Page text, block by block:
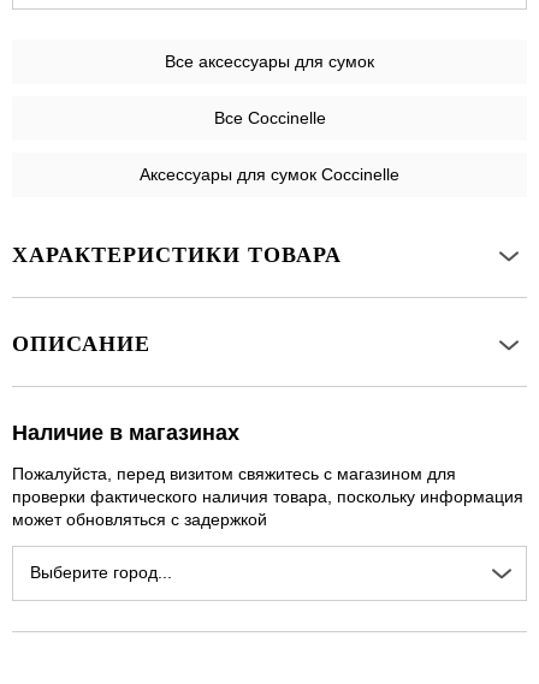
Все аксессуары для сумок
Все Coccinelle
Аксессуары для сумок Coccinelle
ХАРАКТЕРИСТИКИ ТОВАРА
ОПИСАНИЕ
Наличие в магазинах
Пожалуйста, перед визитом свяжитесь с магазином для
проверки фактического наличия товара, поскольку информация
может обновляться с задержкой
Выберите город...